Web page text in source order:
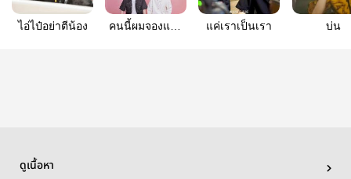
ไอ่ไป๋อย่าตีน้อง
คนนี้ผมจองแล้ว
แค่เราเป็นเรา บ่น
ดูเนื้อหา